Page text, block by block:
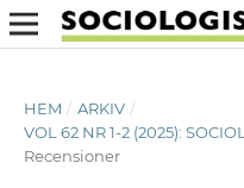
HEM / ARKIV /
VOL 62 NR 1-2 (2025):
Recensioner